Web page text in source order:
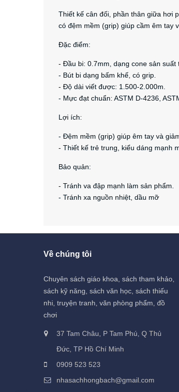
Thiết kế cân đối, phần thân giữa hơi
có đệm mềm (grip) giúp cầm êm tay
Đặc điểm:
- Đầu bi: 0.7mm, dạng cone sản suất
- Bút bi dạng bấm khế, có grip.
- Độ dài viết được: 1.500-2.000m.
- Mực đạt chuẩn: ASTM D-4236,
Lợi ích:
- Đệm mềm (grip) giúp êm tay và
- Thiết kế trẻ trung, kiểu dáng mạnh
Bảo quản:
- Tránh va đập mạnh làm sản phẩm.
- Tránh xa nguồn nhiệt, dầu mỡ
Về chúng tôi
Chuyên sách giáo khoa, sách tham khảo,
sách kỹ năng, sách văn học, sách thiếu
nhi, truyện tranh, văn phòng phẩm, đồ
chơi
37 Tam Châu, P Tam Phú, Q Thủ
Đức, TP Hồ Chí Minh
0909 523 523
nhasachhongbach@gmail.com